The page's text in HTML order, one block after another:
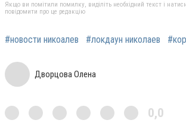
Якщо ви помітили помилку, виділіть необхідний текст і
повідомити про це редакцію
#новости никоалев #локдаун николаев
Дворцова Олена
0,0